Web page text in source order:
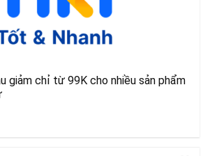
giảm chỉ từ 99K cho nhiều sản phẩm